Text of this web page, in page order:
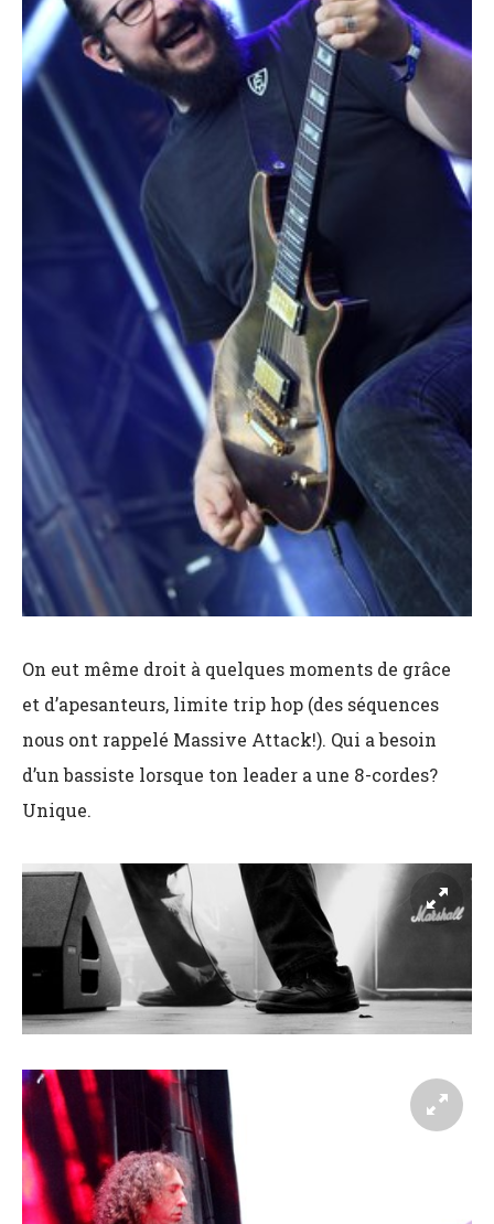
On eut même droit à quelques moments de grâce
et d’apesanteurs, limite trip hop (des séquences
nous ont rappelé Massive Attack!). Qui a besoin
d’un bassiste lorsque ton leader a une 8-cordes?
Unique.